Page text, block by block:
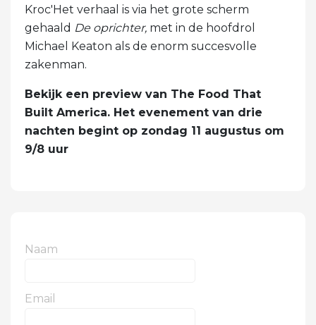
Kroc'Het verhaal is via het grote scherm
gehaald De oprichter, met in de hoofdrol
Michael Keaton als de enorm succesvolle
zakenman.
Bekijk een preview van The Food That
Built America. Het evenement van drie
nachten begint op zondag 11 augustus om
9/8 uur
Naam
Email